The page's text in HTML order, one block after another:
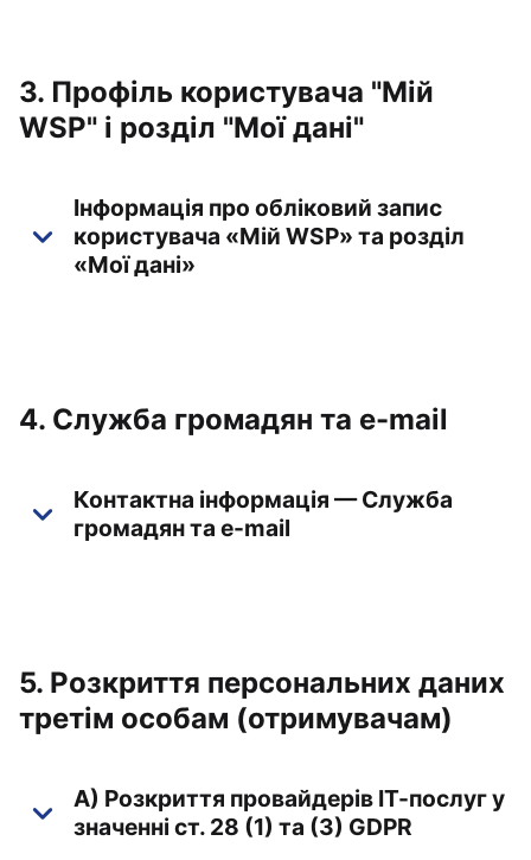
3. Профіль користувача "Мій
WSP" і розділ "Мої дані"
Інформація про обліковий запис
користувача «Мій WSP» та розділ
«Мої дані»
4. Служба громадян та e-mail
Контактна інформація — Служба
громадян та e-mail
5. Розкриття персональних даних
третім особам (отримувачам)
A) Розкриття провайдерів ІТ-послуг у
значенні ст. 28 (1) та (3) GDPR